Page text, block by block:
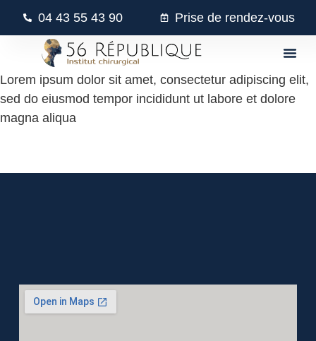
04 43 55 43 90 Prise de rendez-vous
Lorem ipsum dolor sit amet, consectetur adipiscing elit,
sed do eiusmod tempor incididunt ut labore et dolore
magna aliqua